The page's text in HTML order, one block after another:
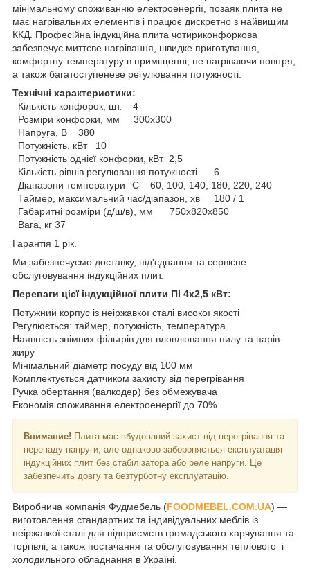
мінімальному споживанню електроенергії, позаяк плита не
має нагрівальних елементів і працює дискретно з найвищим
ККД. Професійна індукційна плита чотириконфоркова
забезпечує миттєве нагрівання, швидке приготування,
комфортну температуру в приміщенні, не нагріваючи повітря,
а також багатоступеневе регулювання потужності.
Технічні характеристики:
Кількість конфорок, шт. 4
Розміри конфорки, мм 300х300
Напруга, В 380
Потужність, кВт 10
Потужність однієї конфорки, кВт 2,5
Кількість рівнів регулювання потужності 6
Діапазони температури °C 60, 100, 140, 180, 220, 240
Таймер, максимальний час/діапазон, хв 180 / 1
Габаритні розміри (д/ш/в), мм 750х820х850
Вага, кг 37
Гарантія 1 рік.
Ми забезпечуємо доставку, під'єднання та сервісне
обслуговування індукційних плит.
Переваги цієї індукційної плити ПІ 4х2,5 кВт:
Потужний корпус із неіржавкої сталі високої якості
Регулюється: таймер, потужність, температура
Наявність знімних фільтрів для вловлювання пилу та парів
жиру
Мінімальний діаметр посуду від 100 мм
Комплектується датчиком захисту від перегрівання
Ручка обертання (валкодер) без обмежувача
Економія споживання електроенергії до 70%
Внимание! Плита має вбудований захист від перегрівання та
перепаду напруги, але однаково забороняється експлуатація
індукційних плит без стабілізатора або реле напруги. Це
забезпечить довгу та безтурботну експлуатацію.
Виробнича компанія Фудмебель (FOODMEBEL.СOM.UA) —
виготовлення стандартних та індивідуальних меблів із
неіржавкої сталі для підприємств громадського харчування та
торгівлі, а також постачання та обслуговування теплового і
холодильного обладнання в Україні.